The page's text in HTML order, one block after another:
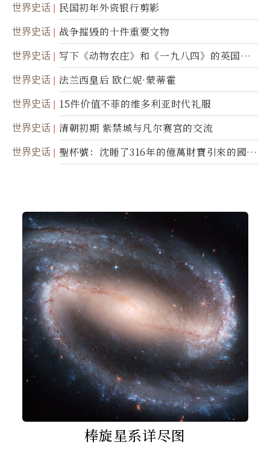
世界史话 民国初年外资银行剪影
世界史话 战争摧毁的十件重要文物
世界史话
写下《动物农庄》和《一九八四》的英国作
家乔治．欧威尔
世界史话 法兰西皇后 欧仁妮·蒙蒂霍
世界史话 15件价值不菲的维多利亚时代礼服
世界史话 清朝初期 紫禁城与凡尔赛宫的交流
世界史话
聖杯號：沈睡了316年的億萬財寶引來的國際
糾紛
棒旋星系详尽图